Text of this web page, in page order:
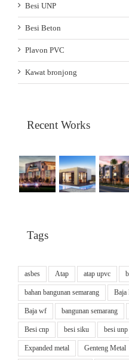
Besi UNP
Besi Beton
Plavon PVC
Kawat bronjong
Recent Works
Tags
asbes Atap atap upvc
bahan bangunan semarang Baja
Baja wf bangunan semarang
Besi cnp besi siku besi unp
Expanded metal Genteng Metal